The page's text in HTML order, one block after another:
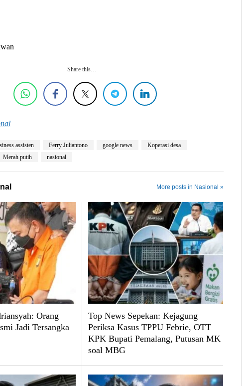
Share this…
assisten Ferry Juliantono google news
Koperasi desa
Merah putih nasional
More posts in Nasional »
Orang
Jadi Tersangka
Top News Sepekan: Kejagung
Periksa Kasus TPPU Febrie, OTT
KPK Bupati Pemalang, Putusan MK
soal MBG